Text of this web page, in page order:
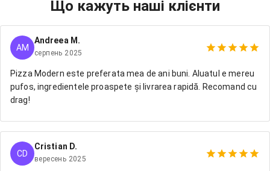
Що кажуть наші клієнти
AM
Andreea M.
серпень 2025
Pizza Modern este preferata mea de ani buni. Aluatul e mereu
pufos, ingredientele proaspete și livrarea rapidă. Recomand cu
drag!
CD
Cristian D.
вересень 2025